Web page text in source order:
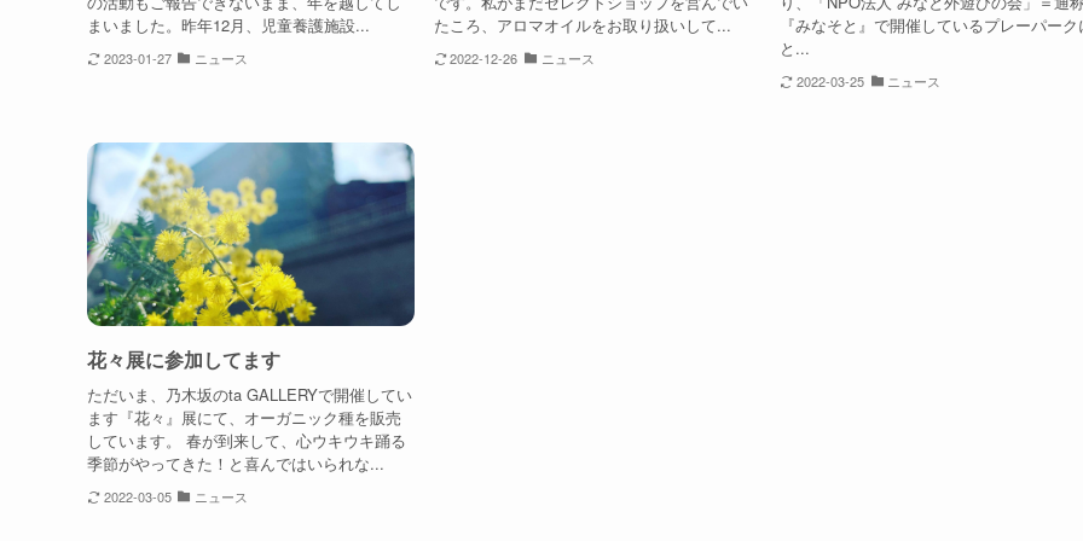
まいました。昨年12月、児童養護施設...
2023-01-27 ニュース
たころ、アロマオイルをお取り扱いして...
2022-12-26 ニュース
『みなそと』で開催しているプレーパーク
と...
2022-03-25 ニュース
花々展に参加してます
ただいま、乃木坂のta GALLERYで開催してい
ます『花々』展にて、オーガニック種を販売
しています。 春が到来して、心ウキウキ踊る
季節がやってきた！と喜んではいられな...
2022-03-05 ニュース